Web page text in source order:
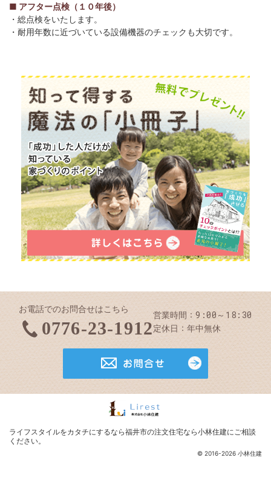
■ アフター点検（１０年後）
・総点検をいたします。
・耐用年数に近づいている設備機器のチェックも大切です。
お電話でのお問合せはこちら
0776-23-1912
営業時間 9:00～18:30
定休日 年中無休
© 2016-2026 小林住建
ライフスタイルをカタチにするなら福井市の注文住宅なら小林住建にご相談
ください。